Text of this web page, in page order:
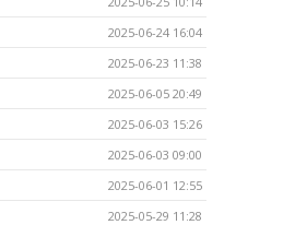
2025-06-24 16:04
2025-06-23 11:38
2025-06-05 20:49
2025-06-03 15:26
2025-06-03 09:00
2025-06-01 12:55
2025-05-29 11:28